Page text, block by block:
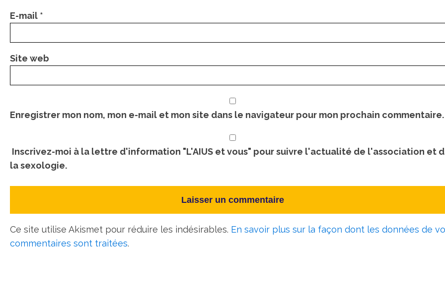
E-mail *
Site web
Enregistrer mon nom, mon e-mail et mon site dans le navigateur pour mon prochain commentaire.
Inscrivez-moi à la lettre d'information "L'AIUS et vous" pour suivre l'actualité de l'association et
la sexologie.
Ce site utilise Akismet pour réduire les indésirables. En savoir plus sur la façon dont les données de
commentaires sont traitées.